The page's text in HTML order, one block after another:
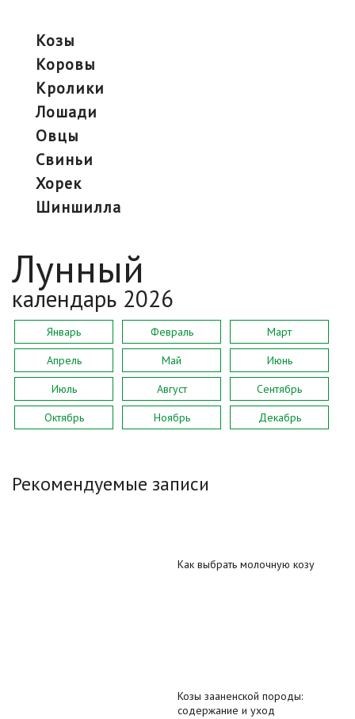
козы
коровы
кролики
лошади
овцы
свиньи
хорек
шиншилла
Лунный
календарь 2026
Январь Февраль
Март
Апрель
Май
Июнь
Июль
Август
Сентябрь
Октябрь
Ноябрь Декабрь
Рекомендуемые записи
Как выбрать молочную козу
Козы зааненской породы:
содержание и уход